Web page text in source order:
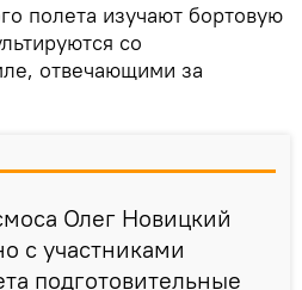
полета изучают бортовую
со
отвечающими за
Олег Новицкий
с участниками
подготовительные